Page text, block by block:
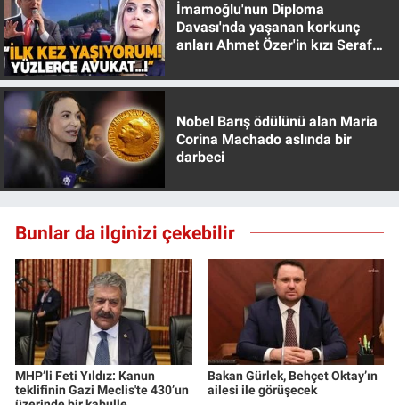
İmamoğlu'nun Diploma
Davası'nda yaşanan korkunç
anları Ahmet Özer'in kızı Seraf
Nobel Barış ödülünü alan Maria
Corina Machado aslında bir
darbeci
Bunlar da ilginizi çekebilir
MHP’li Feti Yıldız: Kanun
teklifinin Gazi Meclis'te 430’un
Bakan Gürlek, Behçet Oktay’ın
ailesi ile görüşecek
Yerel Yaşam
Canlı Yayın